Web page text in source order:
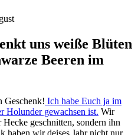
uns weiße Blüten
Beeren im
Geschenk! Ich habe Euch ja im
Holunder gewachsen ist. Wir
geschnitten, sondern ihn
haben wir deises Jahr nicht nur